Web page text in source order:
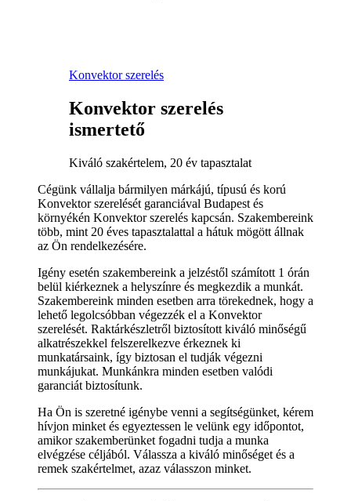
Konvektor szerelés
Konvektor szerelés
ismertető
Kiváló szakértelem, 20 év tapasztalat
Cégünk vállalja bármilyen márkájú, típusú és korú
Konvektor szerelését garanciával Budapest és
környékén Konvektor szerelés kapcsán. Szakembereink
több, mint 20 éves tapasztalattal a hátuk mögött állnak
az Ön rendelkezésére.
Igény esetén szakembereink a jelzéstől számított 1 órán
belül kiérkeznek a helyszínre és megkezdik a munkát.
Szakembereink minden esetben arra törekednek, hogy a
lehető legolcsóbban végezzék el a Konvektor
szerelését. Raktárkészletről biztosított kiváló minőségű
alkatrészekkel felszerelkezve érkeznek ki
munkatársaink, így biztosan el tudják végezni
munkájukat. Munkánkra minden esetben valódi
garanciát biztosítunk.
Ha Ön is szeretné igénybe venni a segítségünket, kérem
hívjon minket és egyeztessen le velünk egy időpontot,
amikor szakemberünket fogadni tudja a munka
elvégzése céljából. Válassza a kiváló minőséget és a
remek szakértelmet, azaz válasszon minket.